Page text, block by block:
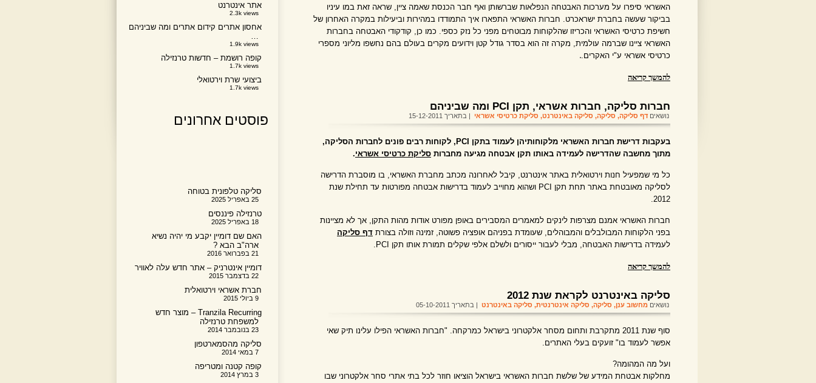
האשראי סיפרו על מערכות האבטחה הנפלאות שברשותן ואף חבר הכנסת שאמה ציין, שראה זאת במו עיניו
בביקור שעשה בחברת ישראכרט. חברות האשראי התפארו איך התמודדו במהירות וביעילות במקרה האחרון של
חשיפת כרטיסי האשראי והכריזו שהלקוחות מבוטחים מפני כל נזק כספי. כמו כן, קודקודי האבטחה בחברות
האשראי ציינו שברמה עולמית, מקרה זה הוא בסדר גודל קטן וידועים מקרים בעולם בהם נחשפו מליוני מספרי
כרטיסי אשראי ע"י האקרים.
להמשך קריאה
חברות סליקה, חברות אשראי, תקן PCI ומה שביניהם
נושאים דף סליקה, סליקה, סליקה באינטרנט, סליקת כרטיסי אשראי | בתאריך 15-12-2011
בעקבות דרישת חברות האשראי מלקוחותיהן לעמוד בתקן PCI, לקוחות רבים פונים לחברות הסליקה,
מתוך מחשבה שהדרישה לעמידה באותו תקן אבטחה מגיעה מחברות סליקת כרטיסי אשראי.
כל מי שמפעיל חנות וירטואלית באתר אינטרנט, קיבל לאחרונה מכתב מחברת האשראי, בו מוסברת הדרישה
לסליקה מאובטחת באתר תחת תקן PCI ושהוא מחוייב לעמוד בדרישות אבטחה מפורטות עד תחילת שנת
2012.
חברות האשראי אמנם מצרפות לינקים למאמרים המסבירים באופן מפורט אודות מהות התקן, אך לא מציינות
בפני הלקוחות המבולבלים והמבוהלים, שעומדת בפניהם אופציה פשוטה, זמינה וזולה בצורת דף סליקה
לעמידה בדרישות האבטחה, מבלי לעבור ייסורים ולשלם אלפי שקלים תמורת אותו תקן PCI.
להמשך קריאה
סליקה באינטרנט לקראת שנת 2012
נושאים מחשוב ענן, סליקה, סליקה אינטרנטית, סליקה באינטרנט | בתאריך 05-10-2011
סוף שנת 2011 מתקרבת ותחום מסחר אלקטרוני בישראל כמרקחה. "חברות האשראי הפילו עלינו תיק שאי
אפשר לעמוד בו" זועקים בעלי האתרים.
ועל מה המהומה?
מחלקות אבטחת המידע של שלשת חברות האשראי בישראל הוציאו חוזר לכל בתי אתרי סחר אלקטרוני שבו
אתר אינטרנט
2.3k views
אחסון אתרים קידום אתרים ומה שביניהם
…
1.9k views
קופה רושמת – חדשות טרנזילה
1.7k views
ביצועי שרת וירטואלי
1.7k views
פוסטים אחרונים
סליקה טלפונית בטוחה
25 באפריל 2025
טרנזילה פיננסים
18 באפריל 2025
האם שם דומיין יקבע מי יהיה נשיא
ארה"ב הבא ?
21 בפברואר 2016
דומיין אינטרניק – אתר חדש עלה לאוויר
22 בדצמבר 2015
חברת אשראי וירטואלית
9 ביולי 2015
Tranzila Recurring – מוצר חדש
למשפחת טרנזילה
23 בנובמבר 2014
סליקה מהסמארטפון
7 במאי 2014
קופה קטנה ומטריפה
3 במרץ 2014